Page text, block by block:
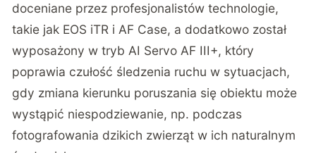
doceniane przez profesjonalistów technologie,
takie jak EOS iTR i AF Case, a dodatkowo został
wyposażony w tryb AI Servo AF III+, który
poprawia czułość śledzenia ruchu w sytuacjach,
gdy zmiana kierunku poruszania się obiektu może
wystąpić niespodziewanie, np. podczas
fotografowania dzikich zwierząt w ich naturalnym